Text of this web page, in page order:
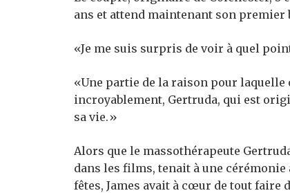
ans et attend maintenant son premier
«Je me suis surpris de voir à quel
«Une partie de la raison pour laquelle
incroyablement, Gertruda, qui est
sa vie.»
Alors que le massothérapeute
dans les films, tenait à une cérémonie
fêtes, James avait à cœur de tout faire